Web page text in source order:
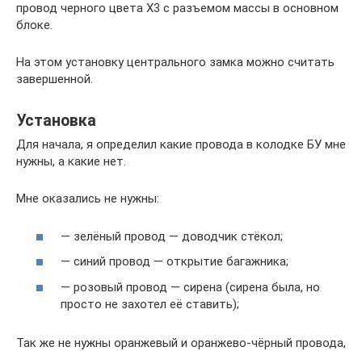
провод черного цвета Х3 с разъемом массы в основном
блоке.
На этом установку центрального замка можно считать
завершенной.
Установка
Для начала, я определил какие провода в колодке БУ мне
нужны, а какие нет.
Мне оказались не нужны:
— зелёный провод — доводчик стёкол;
— синий провод — открытие багажника;
— розовый провод — сирена (сирена была, но
просто не захотел её ставить);
Так же не нужны оранжевый и оранжево-чёрный провода,